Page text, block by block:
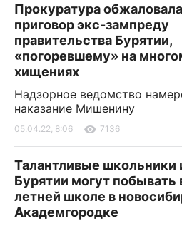
Прокуратура обжаловала
приговор экс-зампреду
правительства Бурятии,
«погоревшему» на
хищениях
Надзорное ведомство
наказание Мишенину
05.04.22, 8:06 7136
Талантливые школьники
Бурятии могут побывать
летней школе в
Академгородке